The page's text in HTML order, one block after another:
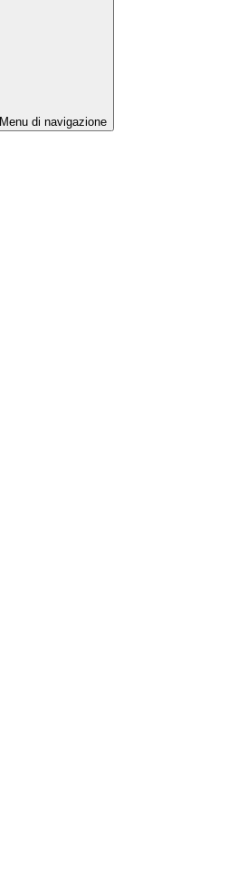
Menu di navigazione